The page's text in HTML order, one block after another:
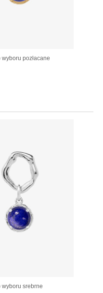
pozłacane
wyboru srebrne